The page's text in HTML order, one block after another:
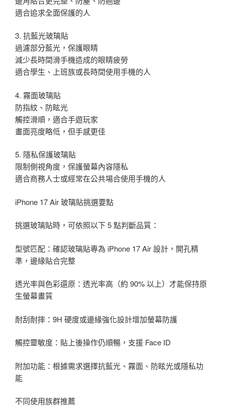
適合追求全面保護的人
3. 抗藍光玻璃貼
過濾部分藍光，保護眼睛
減少長時間滑手機造成的眼睛疲勞
適合學生、上班族或長時間使用手機的人
4. 霧面玻璃貼
防指紋、防眩光
觸控滑順，適合手遊玩家
畫面亮度略低，但手感更佳
5. 隱私保護玻璃貼
限制側視角度，保護螢幕內容隱私
適合商務人士或經常在公共場合使用手機的人
iPhone 17 Air 玻璃貼挑選要點
挑選玻璃貼時，可依照以下 5 點判斷品質：
型號匹配：確認玻璃貼專為 iPhone 17 Air 設計，開孔精
準，邊緣貼合完整
透光率與色彩還原：透光率高（約 90% 以上）才能保持原
生螢幕畫質
耐刮耐摔：9H 硬度或邊緣強化設計增加螢幕防護
觸控靈敏度：貼上後操作仍順暢，支援 Face ID
附加功能：根據需求選擇抗藍光、霧面、防眩光或隱私功
能
不同使用族群推薦